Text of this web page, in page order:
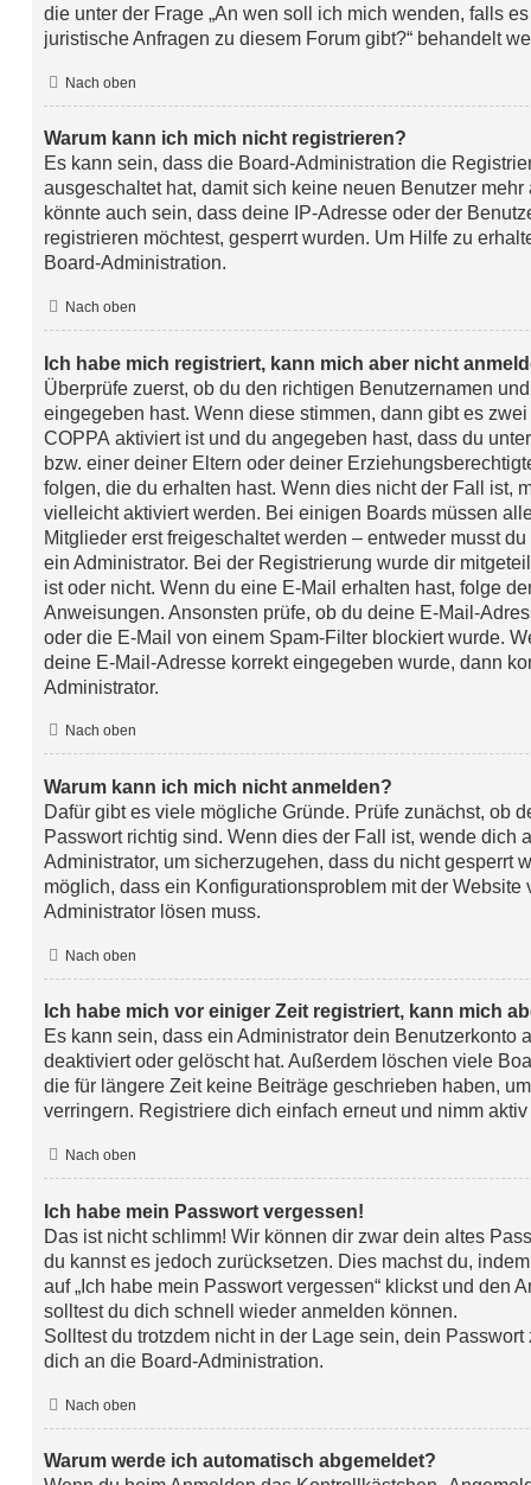
die unter der Frage „An wen soll ich mich wenden, falls
juristische Anfragen zu diesem Forum gibt?“ behandelt
Nach oben
Warum kann ich mich nicht registrieren?
Es kann sein, dass die Board-Administration die
ausgeschaltet hat, damit sich keine neuen Benutzer
könnte auch sein, dass deine IP-Adresse oder der
registrieren möchtest, gesperrt wurden. Um Hilfe zu
Board-Administration.
Nach oben
Ich habe mich registriert, kann mich aber nicht
Überprüfe zuerst, ob du den richtigen Benutzernamen
eingegeben hast. Wenn diese stimmen, dann gibt es
COPPA aktiviert ist und du angegeben hast, dass du
bzw. einer deiner Eltern oder deiner
folgen, die du erhalten hast. Wenn dies nicht der Fall ist,
vielleicht aktiviert werden. Bei einigen Boards müssen
Mitglieder erst freigeschaltet werden – entweder musst
ein Administrator. Bei der Registrierung wurde dir
ist oder nicht. Wenn du eine E-Mail erhalten hast, folge
Anweisungen. Ansonsten prüfe, ob du deine E-Mail-
oder die E-Mail von einem Spam-Filter blockiert wurde.
deine E-Mail-Adresse korrekt eingegeben wurde, dann
Administrator.
Nach oben
Warum kann ich mich nicht anmelden?
Dafür gibt es viele mögliche Gründe. Prüfe zunächst, ob
Passwort richtig sind. Wenn dies der Fall ist, wende dich
Administrator, um sicherzugehen, dass du nicht gesperrt
möglich, dass ein Konfigurationsproblem mit der Website
Administrator lösen muss.
Nach oben
Ich habe mich vor einiger Zeit registriert, kann mich
Es kann sein, dass ein Administrator dein Benutzerkonto
deaktiviert oder gelöscht hat. Außerdem löschen viele
die für längere Zeit keine Beiträge geschrieben haben,
verringern. Registriere dich einfach erneut und nimm
Nach oben
Ich habe mein Passwort vergessen!
Das ist nicht schlimm! Wir können dir zwar dein altes
du kannst es jedoch zurücksetzen. Dies machst du,
auf „Ich habe mein Passwort vergessen“ klickst und den
solltest du dich schnell wieder anmelden können.
Solltest du trotzdem nicht in der Lage sein, dein
dich an die Board-Administration.
Nach oben
Warum werde ich automatisch abgemeldet?